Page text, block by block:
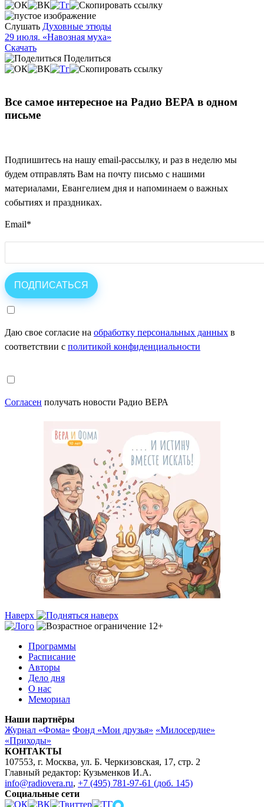
Слушать Духовные этюды
29 июля. «Навозная муха»
Скачать
Поделиться
Все самое интересное на Радио ВЕРА в одном
письме
Подпишитесь на нашу email-рассылку, и раз в неделю мы
будем отправлять Вам на почту письмо с нашими
материалами, Евангелием дня и напоминаем о важных
событиях и праздниках.
Email*
Даю свое согласие на обработку персональных данных в
соответствии с политикой конфиденциальности
Согласен получать новости Радио ВЕРА
Наверх
Программы
Расписание
Авторы
Дело дня
О нас
Мемориал
Наши партнёры
Журнал «Фома» Фонд «Мои друзья» «Милосердие»
«Приходы»
КОНТАКТЫ
107553, г. Москва, ул. Б. Черкизовская, 17, стр. 2
Главный редактор: Кузьменков И.А.
info@radiovera.ru, +7 (495) 781-97-61 (доб. 145)
Социальные сети